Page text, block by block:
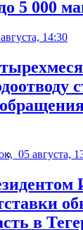
5 000
14:30
05 августа,
в